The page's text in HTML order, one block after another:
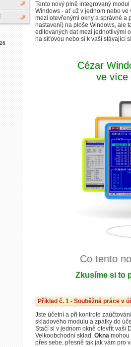
Tento nový plně integrovaný
Windows - ať už v jednom nebo
mezi otevřenými okny a správné a
nastavení) na ploše Windows, ale
editovaných dat mezi jednotlivými
na síťovou nebo si k vaší stávající
Cézar
ve více
Co tento
Zkusíme si to
Příklad č. 1 - Souběžná práce v
Jste účetní a při kontrole
skladového modulu a zpátky do
Stačí si v jednom okně otevřít vaši
Velkoobchodní sklad. Okna mohou
přes sebe, přesně tak jak vám pro